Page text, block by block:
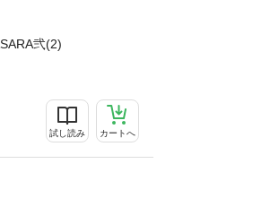
弐(2)
試し読み カートへ